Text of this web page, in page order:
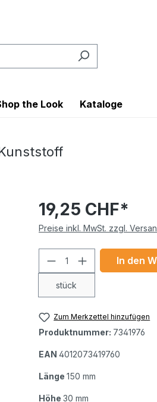
the Look Kataloge
19,25 CHF*
Preise inkl. MwSt. zzgl.
Produkt
stück
In den
Zum Merkzettel hinzufügen
Produktnummer: 7341976
EAN 4012073419760
Länge 150 mm
Höhe 30 mm